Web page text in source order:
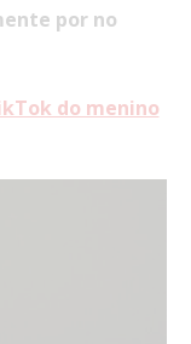
por no
do menino